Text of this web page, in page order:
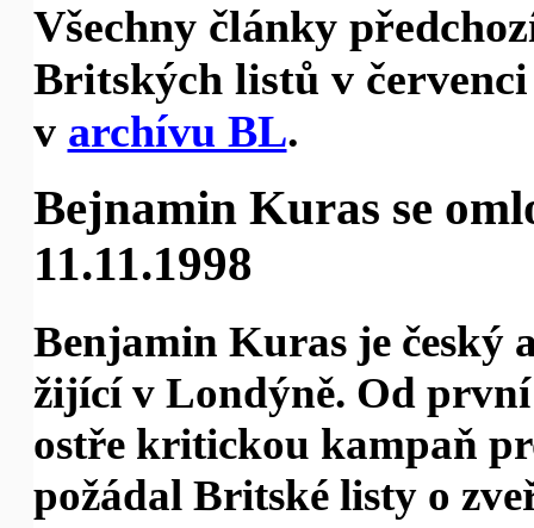
Všechny články
Britských listů v
v archívu BL.
Bejnamin Kuras se
11.11.1998
Benjamin Kuras je český
žijící v Londýně. Od
ostře kritickou kampaň
požádal Britské listy o